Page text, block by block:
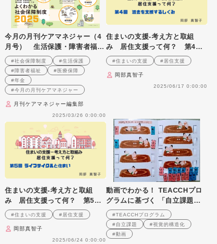
今月の月刊ケアマネジャー（4
月号） 生活保護・障害者福
祉・権利擁護・医療保険・年金
よくわかる社会保障制度2025
#社会保障制度
#生活保護
#障害者福祉
#医療保障
#年金
#今月の月刊ケアマネジャー
月刊ケアマネジャー編集部
2025/03/26 0:00:00
住まいの支援‐考え方と取組
み 居住支援って何？ 第4
回 退去を支援するしくみ
#住まいの支援 #居住支援
岡部真智子
2025/06/17 0:00:00
住まいの支援‐考え方と取組
み 居住支援って何？ 第5
回 ライフサイクルと住まい
#住まいの支援 #居住支援
岡部真智子
2025/06/24 0:00:00
動画でわかる！ TEACCHプロ
グラムに基づく 「自立課題」
の作り方と実践のポイント 第
6回
#TEACCHプログラム
#自立課題
#視覚的構造化
#動画